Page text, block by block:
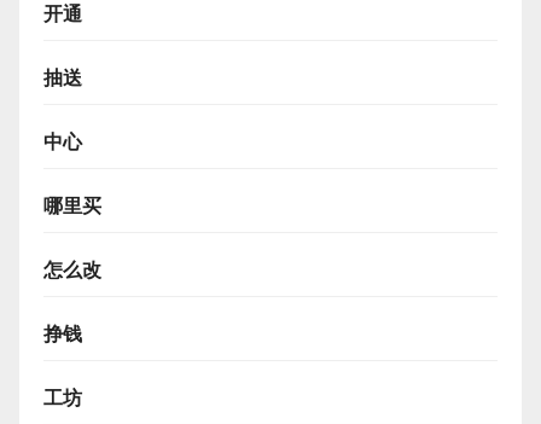
开通
抽送
中心
哪里买
怎么改
挣钱
工坊